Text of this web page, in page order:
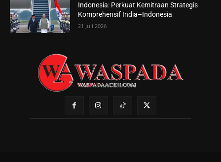
Indonesia: Perkuat Kemitraan Strategis
Komprehensif India–Indonesia
21 Juli 2026